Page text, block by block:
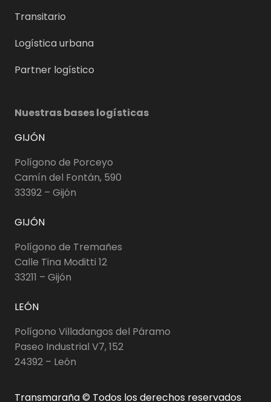
Transitario
Logística urbana
Partner logístico
Nuestras bases logísticas
GIJÓN
Polígono de Porceyo
Camín del Fontán, 590
33392 – Gijón
GIJÓN
Polígono de Tremañes
Calle Tina Moditti 12
33211 – Gijón
LEÓN
Polígono Villadangos del Páramo
Paseo Industrial V7, 152
24392 – León
Transmaraña © Todos los derechos reservados